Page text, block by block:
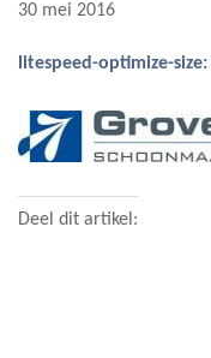
30 mei 2016
litespeed-optimize-size:
Deel dit artikel: